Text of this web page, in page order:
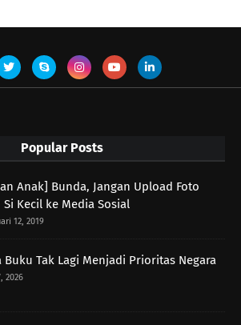
Popular Posts
Anak] Bunda, Jangan Upload Foto
Si Kecil ke Media Sosial
12, 2019
Buku Tak Lagi Menjadi Prioritas Negara
2026